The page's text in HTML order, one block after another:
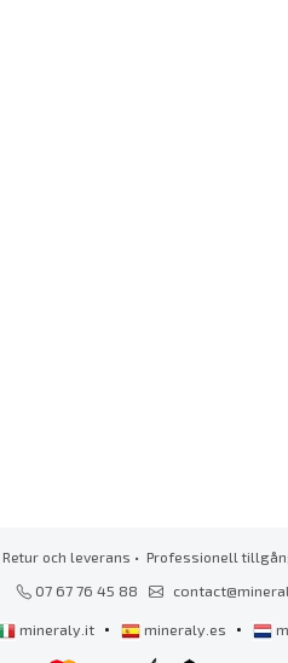
Retur och leverans • Professionell
07 67 76 45 88
mineraly.it • mineraly.es •